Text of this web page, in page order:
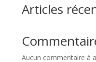
Articles
Aucun commentaire à